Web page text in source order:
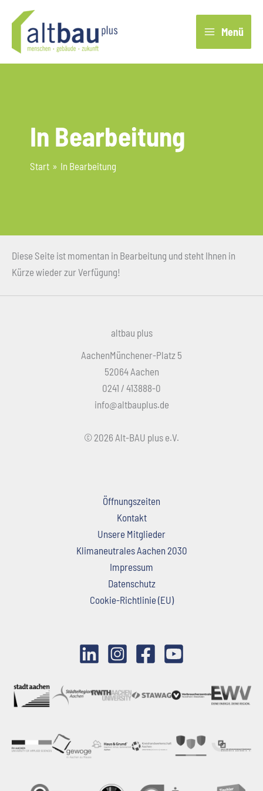
Inhalt
springen
Menü
In Bearbeitung
Start In Bearbeitung
Diese Seite ist momentan in Bearbeitung und steht Ihnen in
Kürze wieder zur Verfügung!
altbau plus
AachenMünchener-Platz 5
52064 Aachen
0241 / 413888-0
info@altbauplus.de
© 2026 Alt-BAU plus e.V.
Öffnungszeiten
Kontakt
Unsere Mitglieder
Klimaneutrales Aachen 2030
Impressum
Datenschutz
Cookie-Richtlinie (EU)